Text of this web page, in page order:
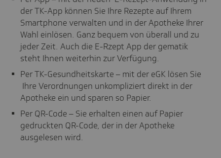
der TK-App können Sie Ihre Rezepte auf Ihrem
Smartphone verwalten und in der Apotheke Ihrer
Wahl einlösen. Ganz bequem von überall und zu
jeder Zeit. Auch die E-Rzept App der gematik
steht Ihnen weiterhin zur Verfügung.
Per TK-Gesundheitskarte – mit der eGK lösen Sie
Ihre Verordnungen unkompliziert direkt in der
Apotheke ein und sparen so Papier.
Per QR-Code – Sie erhalten einen auf Papier
gedruckten QR-Code, der in der Apotheke
ausgelesen wird.